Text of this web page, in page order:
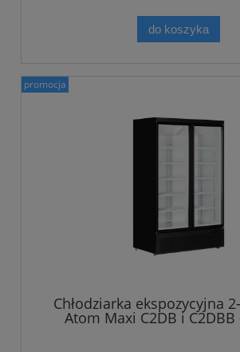
do koszyka
Chłodziarka ekspozycyjna
Atom Maxi C2DB i C2DBB
promocja